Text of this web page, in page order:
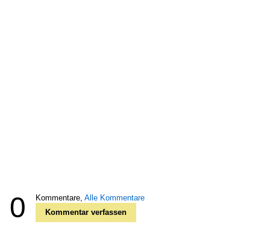
0 Kommentare, Alle Kommentare
Kommentar verfassen